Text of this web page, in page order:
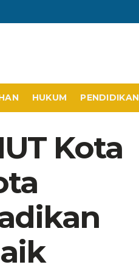
HUKUM PENDIDIKAN
Kota